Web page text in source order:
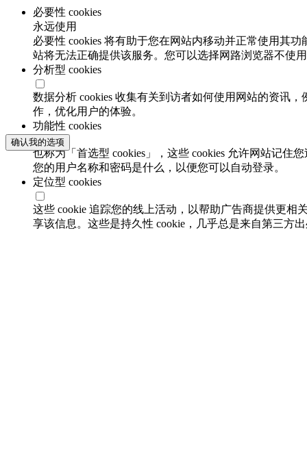
必要性 cookies
永远使用
必要性 cookies 将有助于您在网站内移动并正常使用其
站将无法正确提供该服务。您可以选择网路浏览器不使
分析型 cookies
数据分析 cookies 收集有关到访者如何使用网站的资讯
作，优化用户的体验。
功能性 cookies
也称为「首选型 cookies」，这些 cookies 允许网站记
您的用户名称和密码是什么，以便您可以自动登录。
定位型 cookies
这些 cookie 追踪您的线上活动，以帮助广告商提供更相
享该信息。这些是持久性 cookie，几乎总是来自第三方
确认我的选项